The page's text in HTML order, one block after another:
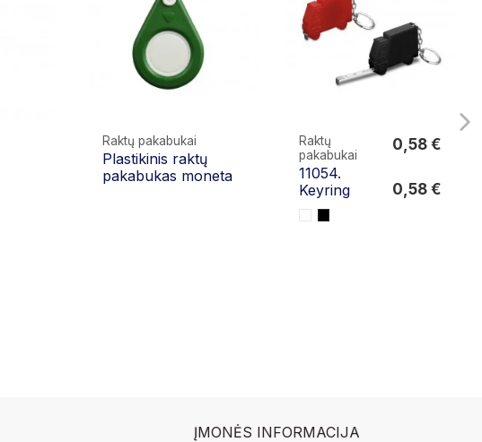
Raktų pakabukai
Plastikinis raktų
pakabukas moneta
Raktų
pakabukai
11054.
Keyring
0,58 €
0,58 €
ĮMONĖS INFORMACIJA